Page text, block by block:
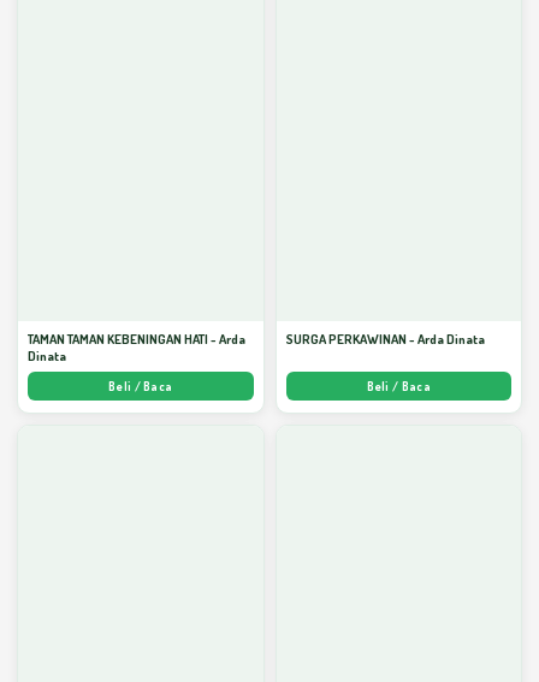
TAMAN TAMAN KEBENINGAN HATI - Arda
Dinata
Beli / Baca
SURGA PERKAWINAN - Arda Dinata
Beli / Baca